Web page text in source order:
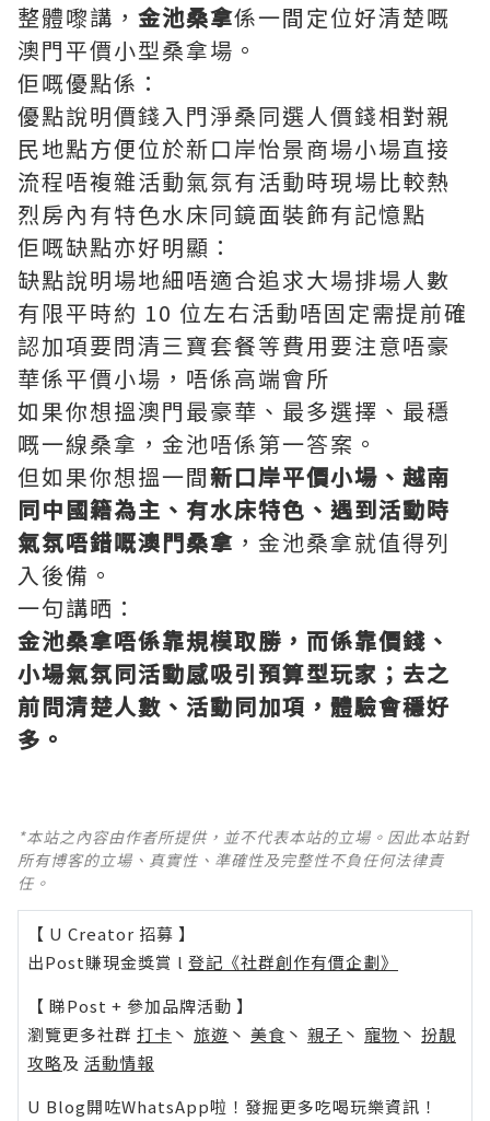
整體嚟講， 金池桑拿係一間定位好清楚嘅
澳門平價小型桑拿場。
佢嘅優點係：
優點說明價錢入門淨桑同選人價錢相對親
民地點方便位於新口岸怡景商場小場直接
流程唔複雜活動氣氛有活動時現場比較熱
烈房內有特色水床同鏡面裝飾有記憶點
佢嘅缺點亦好明顯：
缺點說明場地細唔適合追求大場排場人數
有限平時約 10 位左右活動唔固定需提前確
認加項要問清三寶套餐等費用要注意唔豪
華係平價小場，唔係高端會所
如果你想搵澳門最豪華、最多選擇、最穩
嘅一線桑拿，金池唔係第一答案。
但如果你想搵一間新口岸平價小場、越南
同中國籍為主、有水床特色、遇到活動時
氣氛唔錯嘅澳門桑拿 ，金池桑拿就值得列
入後備。
一句講晒：
金池桑拿唔係靠規模取勝，而係靠價錢、
小場氣氛同活動感吸引預算型玩家；去之
前問清楚人數、活動同加項，體驗會穩好
多。
*本站之內容由作者所提供，並不代表本站的立場。因此本站對
所有博客的立場、真實性、準確性及完整性不負任何法律責
任。
【 U Creator 招募 】
出Post賺現金獎賞 l 登記《社群創作有價企劃》
【 睇Post + 參加品牌活動 】
瀏覽更多社群 打卡 丶 旅遊 丶 美食 丶 親子 丶 寵物 丶 扮靚
攻略及 活動情報
U Blog開咗WhatsApp啦！發掘更多吃喝玩樂資訊！